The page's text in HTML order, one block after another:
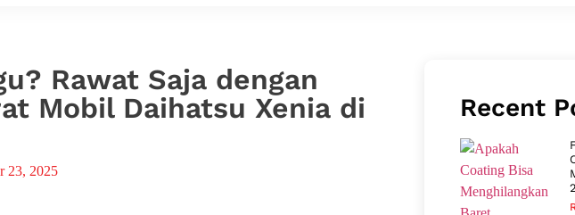
Rawat Saja dengan
Mobil Daihatsu Xenia di
23, 2025
Recent